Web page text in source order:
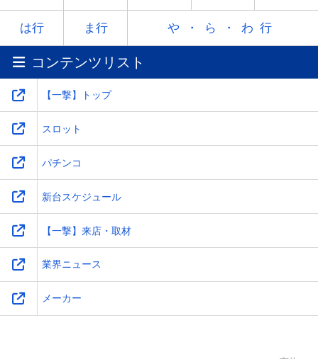
ラ リ レ
ワ -
は行 ま行 や・ら・わ行
コンテンツリスト
【一撃】トップ
スロット
パチンコ
新台スケジュール
【一撃】来店・取材
業界ニュース
メーカー